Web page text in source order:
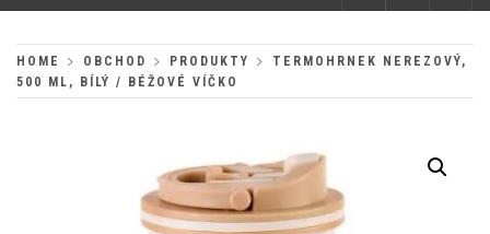
HOME OBCHOD PRODUKTY
TERMOHRNEK NEREZOVÝ,
500 ML, BÍLÝ / BÉŽOVÉ VÍČKO